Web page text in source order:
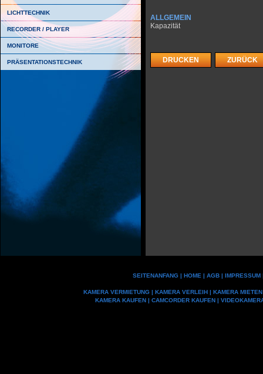
LICHTTECHNIK
RECORDER / PLAYER
MONITORE
PRÄSENTATIONSTECHNIK
ALLGEMEIN
Kapazität
DRUCKEN ZURÜCK
SEITENANFANG| HOME | AGB| IMPRESSUM
KAMERA VERMIETUNG | KAMERA VERLEIH | KAMERA MIETEN
KAMERA KAUFEN | CAMCORDER KAUFEN |